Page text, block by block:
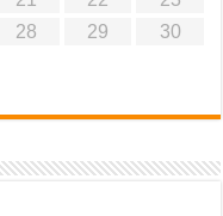
28 29
30